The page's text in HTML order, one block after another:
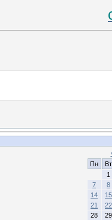
Пн
Вт
1
7
8
14
15
21
22
28
29